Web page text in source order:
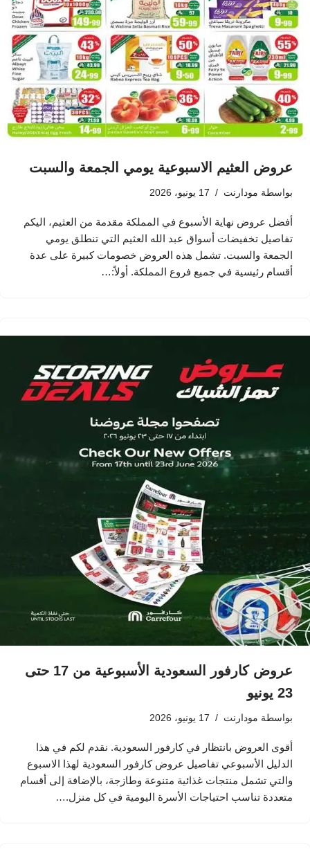
عروض العثيم الاسبوعية يومي الجمعة والسبت
بواسطة مودارنت 17 يونيو، 2026
أفضل عروض نهاية الأسبوع في المملكة مقدمة من العثيم، اليكم
تفاصيل تخفيضات أسواق عبد الله العثيم التي تنطلق يومي
الجمعة والسبت. تشمل هذه العروض خصومات كبيرة على عدة
أقسام رئيسية في جميع فروع المملكة. أولاً:…
عروض كارفور السعودية الأسبوعية من 17 حتى
23 يونيو
بواسطة مودارنت 17 يونيو، 2026
أقوى العروض بانتظار في كارفور السعودية. نقدم لكم في هذا
الدليل الأسبوعي تفاصيل عروض كارفور السعودية لهذا الاسبوع
والتي تشمل منتجات غذائية متنوعة وطازجة، بالإضافة إلى أقسام
متعددة تناسب احتياجات الأسرة اليومية في كل منزل.…